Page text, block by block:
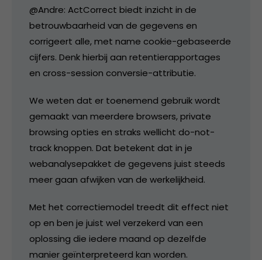
@Andre: ActCorrect biedt inzicht in de
betrouwbaarheid van de gegevens en
corrigeert alle, met name cookie-gebaseerde
cijfers. Denk hierbij aan retentierapportages
en cross-session conversie-attributie.
We weten dat er toenemend gebruik wordt
gemaakt van meerdere browsers, private
browsing opties en straks wellicht do-not-
track knoppen. Dat betekent dat in je
webanalysepakket de gegevens juist steeds
meer gaan afwijken van de werkelijkheid.
Met het correctiemodel treedt dit effect niet
op en ben je juist wel verzekerd van een
oplossing die iedere maand op dezelfde
manier geïnterpreteerd kan worden.